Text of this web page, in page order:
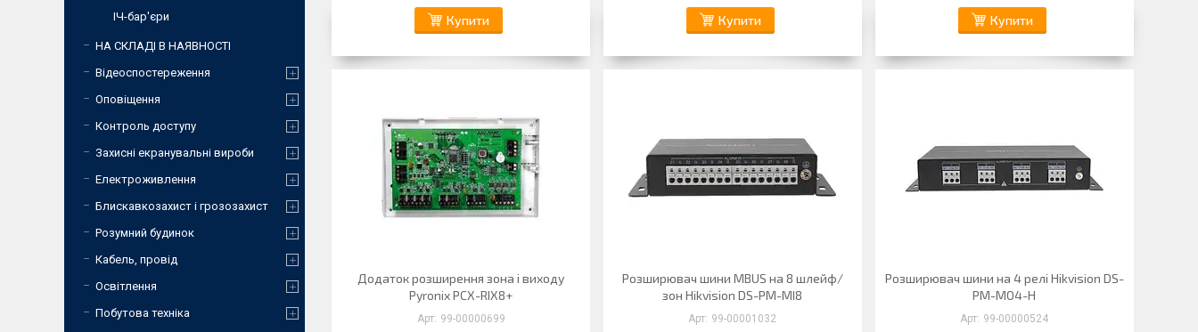
Купити Купити Купити
Додаток розширення зона і виходу
Pyronix PCX-RIX8+
99-00000699
Розширювач шини MBUS на 8 шлейф/
зон Hikvision DS-PM-MI8
99-00001032
Розширювач шини на 4 релі Hikvision DS-
PM-MO4-H
99-00000524
ІЧ-бар'єри
НА СКЛАДІ В НАЯВНОСТІ
Відеоспостереження
Оповіщення
Контроль доступу
Захисні екранувальні вироби
Електроживлення
Блискавкозахист і грозозахист
Розумний будинок
Кабель, провід
Освітлення
Побутова техніка